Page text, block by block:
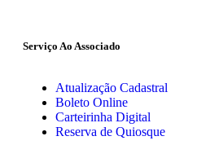
Serviço Ao Associado
Atualização Cadastral
Boleto Online
Carteirinha Digital
Reserva de Quiosque